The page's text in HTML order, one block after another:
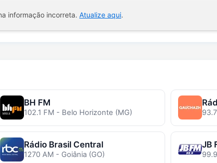
informação incorreta. Atualize aqui.
BH FM
102.1 FM - Belo Horizonte (MG)
Rádio Brasil Central
1270 AM - Goiânia (GO)
JB